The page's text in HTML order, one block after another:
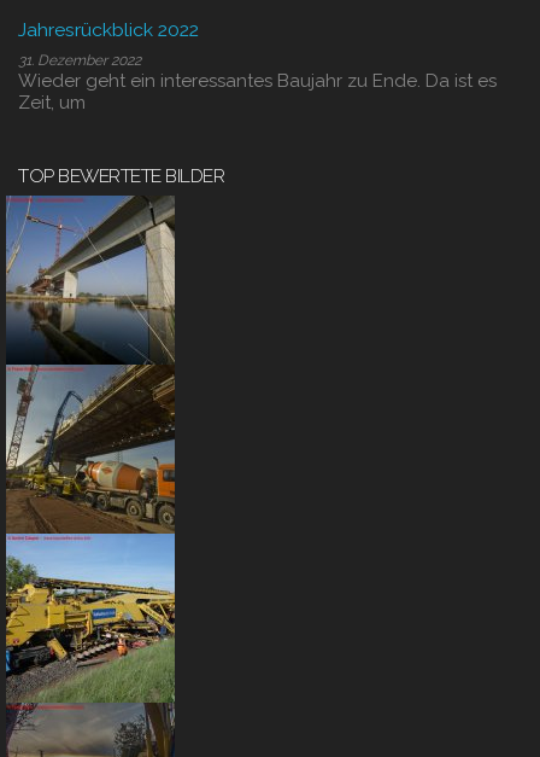
Jahresrückblick 2022
31. Dezember 2022
Wieder geht ein interessantes Baujahr zu Ende. Da ist es
Zeit, um
TOP BEWERTETE BILDER